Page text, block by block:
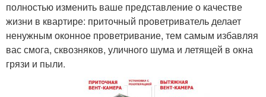
полностью изменить ваше представление о качестве
жизни в квартире: приточный проветриватель делает
ненужным оконное проветривание, тем самым избавляя
вас смога, сквозняков, уличного шума и летящей в окна
грязи и пыли.